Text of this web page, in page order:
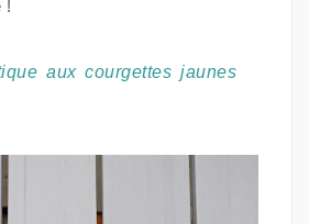
!
aux courgettes jaunes